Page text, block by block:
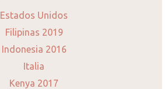
Estados Unidos
Filipinas 2019
Indonesia 2016
Italia
Kenya 2017